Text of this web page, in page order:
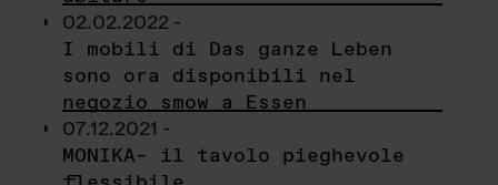
02.02.2022 -
I mobili di Das ganze Leben
sono ora disponibili nel
negozio smow a Essen
07.12.2021 -
MONIKA– il tavolo pieghevole